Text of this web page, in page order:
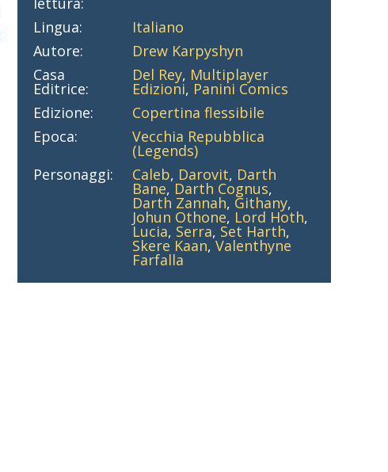
Lingua:
Italiano
Autore:
Drew Karpyshyn
Casa
Editrice:
Del Rey, Multiplayer
Edizioni, Panini Comics
Edizione:
Copertina flessibile
Epoca:
Vecchia Repubblica
(Legends)
Personaggi:
Caleb, Darovit, Darth
Bane, Darth Cognus,
Darth Zannah, Githany,
Johun Othone, Lord Hoth,
Lucia, Serra, Set Harth,
Skere Kaan, Valenthyne
Farfalla